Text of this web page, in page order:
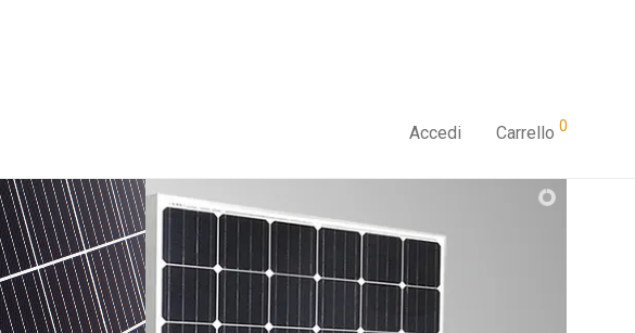
Accedi Carrello 0